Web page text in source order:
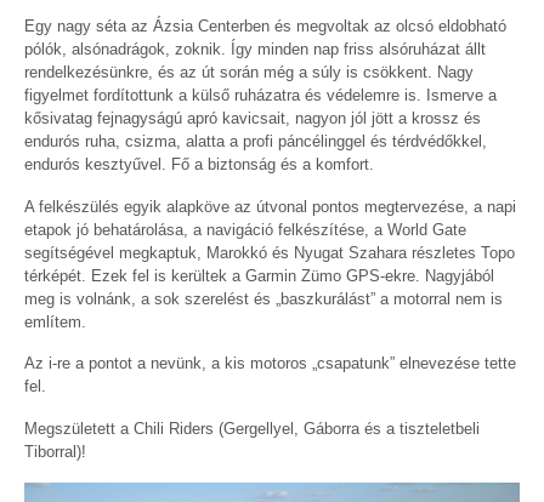
Egy nagy séta az Ázsia Centerben és megvoltak az olcsó eldobható
pólók, alsónadrágok, zoknik. Így minden nap friss alsóruházat állt
rendelkezésünkre, és az út során még a súly is csökkent. Nagy
figyelmet fordítottunk a külső ruházatra és védelemre is. Ismerve a
kősivatag fejnagyságú apró kavicsait, nagyon jól jött a krossz és
endurós ruha, csizma, alatta a profi páncélinggel és térdvédőkkel,
endurós kesztyűvel. Fő a biztonság és a komfort.
A felkészülés egyik alapköve az útvonal pontos megtervezése, a napi
etapok jó behatárolása, a navigáció felkészítése, a World Gate
segítségével megkaptuk, Marokkó és Nyugat Szahara részletes Topo
térképét. Ezek fel is kerültek a Garmin Zümo GPS-ekre. Nagyjából
meg is volnánk, a sok szerelést és „baszkurálást” a motorral nem is
említem.
Az i-re a pontot a nevünk, a kis motoros „csapatunk” elnevezése tette
fel.
Megszületett a Chili Riders (Gergellyel, Gáborra és a tiszteletbeli
Tiborral)!